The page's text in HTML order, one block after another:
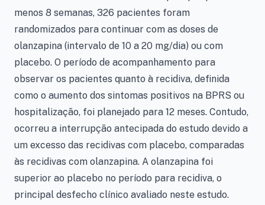
menos 8 semanas, 326 pacientes foram
randomizados para continuar com as doses de
olanzapina (intervalo de 10 a 20 mg/dia) ou com
placebo. O período de acompanhamento para
observar os pacientes quanto à recidiva, definida
como o aumento dos sintomas positivos na BPRS ou
hospitalização, foi planejado para 12 meses. Contudo,
ocorreu a interrupção antecipada do estudo devido a
um excesso das recidivas com placebo, comparadas
às recidivas com olanzapina. A olanzapina foi
superior ao placebo no período para recidiva, o
principal desfecho clínico avaliado neste estudo.